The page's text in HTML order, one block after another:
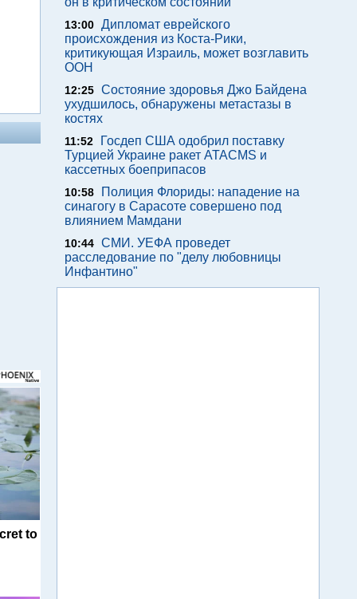
to
13:00 Дипломат еврейского
происхождения из Коста-Рики,
критикующая Израиль, может возглавить
ООН
12:25 Состояние здоровья Джо Байдена
ухудшилось, обнаружены метастазы в
костях
11:52
Госдеп США одобрил поставку
Турцией Украине ракет ATACMS и
кассетных боеприпасов
10:58
Полиция Флориды: нападение на
синагогу в Сарасоте совершено под
влиянием Мамдани
10:44 СМИ. УЕФА проведет
расследование по "делу любовницы
Инфантино"